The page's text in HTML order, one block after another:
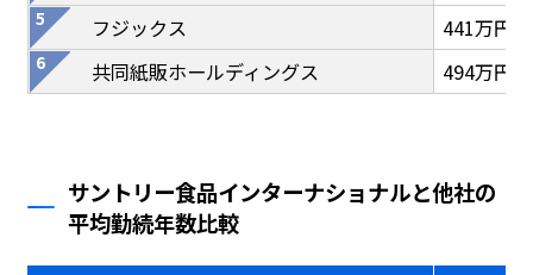
フジックス
441万円
共同紙販ホールディングス
494万円
サントリー食品インターナショナルと他社の
平均勤続年数比較